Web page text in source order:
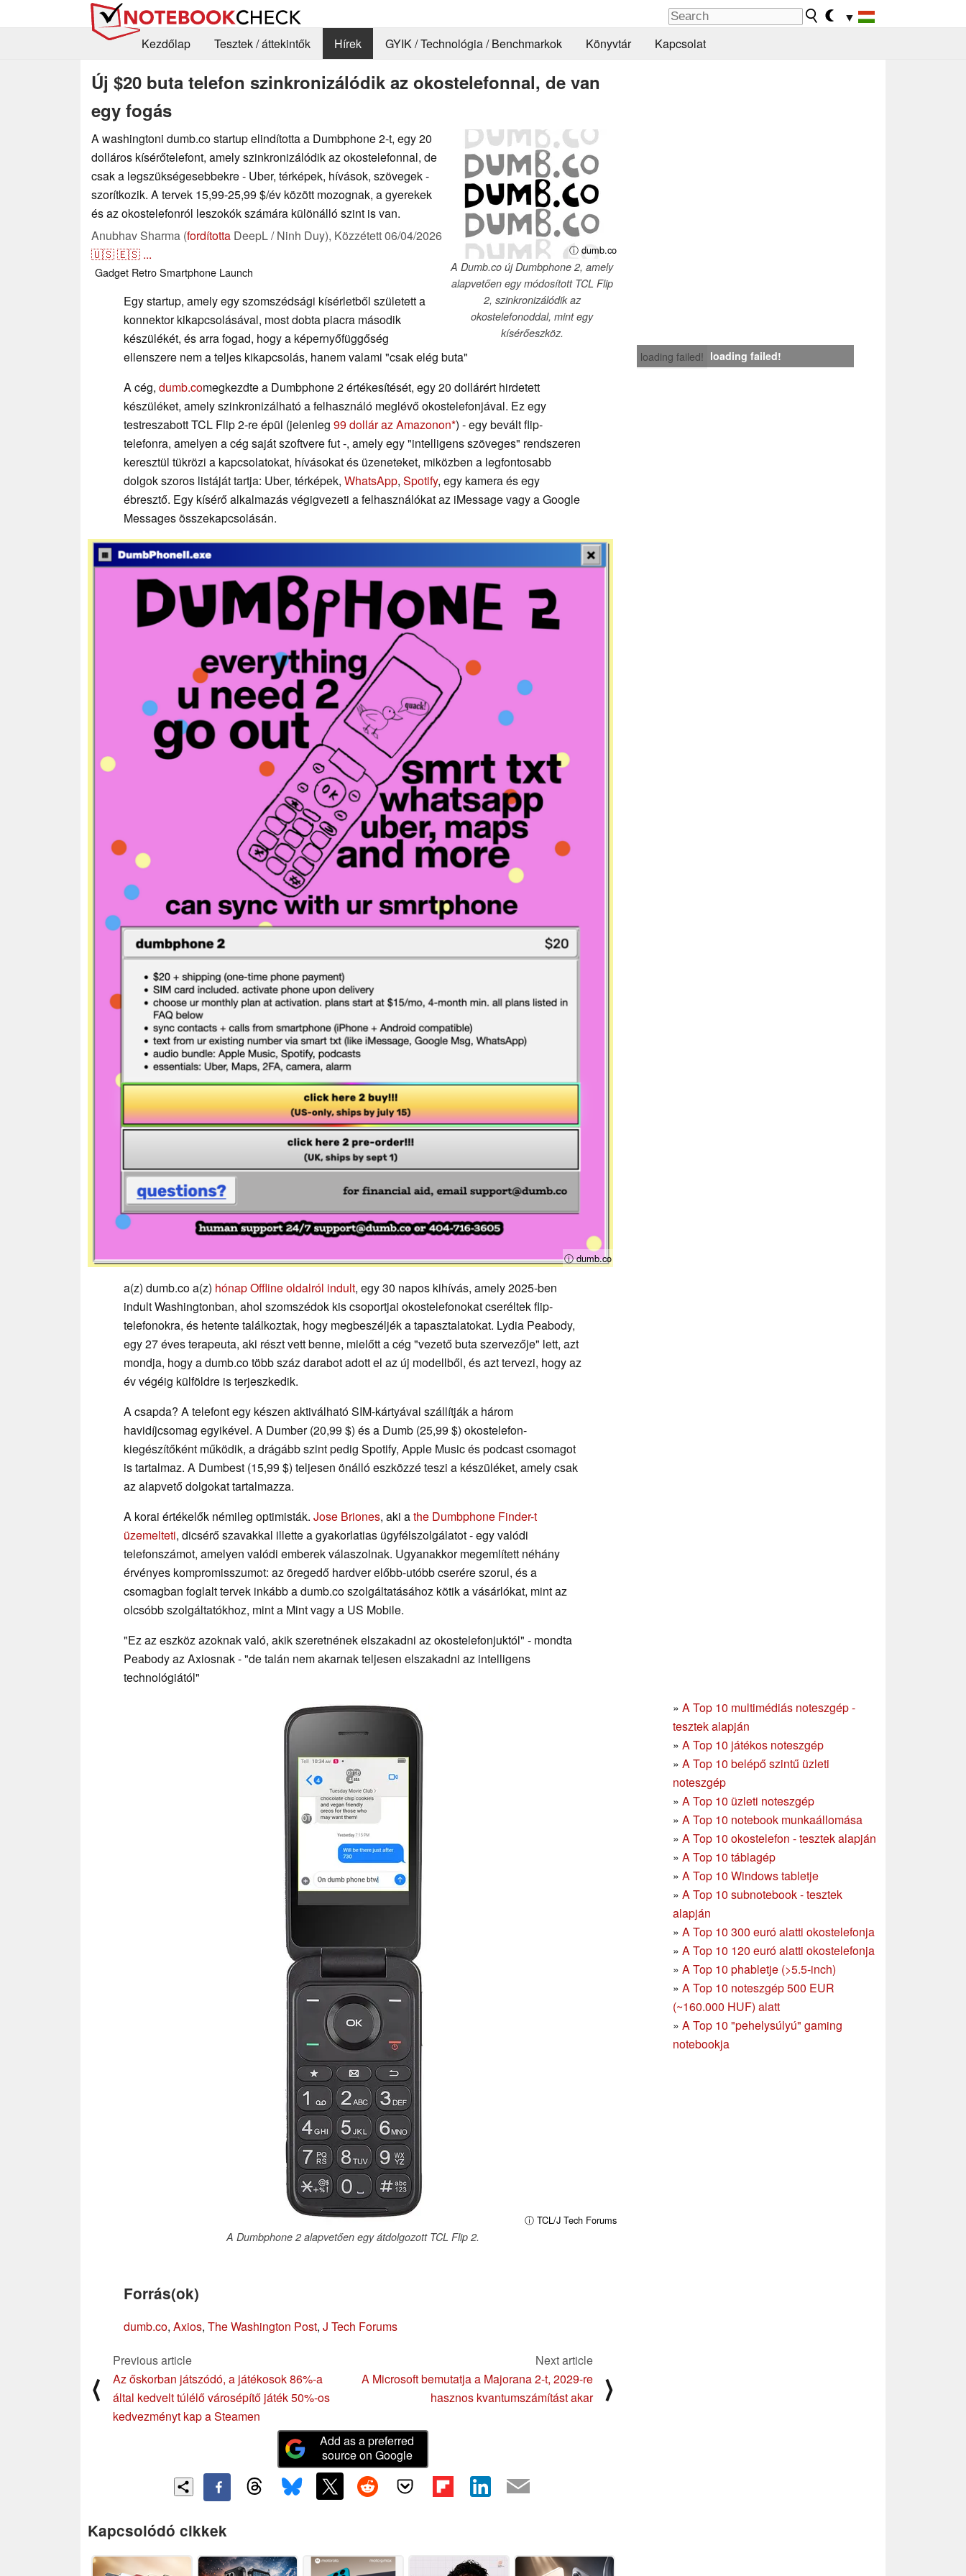
▼
Kezdőlap
Tesztek / áttekintők Hírek GYIK / Technológia / Benchmarkok Könyvtár Kapcsolat
Új $20 buta telefon szinkronizálódik az okostelefonnal, de van
egy fogás
ⓘ dumb.co
A Dumb.co új Dumbphone 2, amely
alapvetően egy módosított TCL Flip
2, szinkronizálódik az
okostelefonoddal, mint egy
kísérőeszköz.
A washingtoni dumb.co startup elindította a Dumbphone 2-t, egy 20
dolláros kísérőtelefont, amely szinkronizálódik az okostelefonnal, de
csak a legszükségesebbekre - Uber, térképek, hívások, szövegek -
szorítkozik. A tervek 15,99-25,99 $/év között mozognak, a gyerekek
és az okostelefonról leszokók számára különálló szint is van.
Anubhav Sharma (fordította DeepL / Ninh Duy), Közzétett06/04/2026
🇺🇸🇪🇸 ...
Gadget RetroSmartphone Launch
loading failed! loading failed!
Egy startup, amely egy szomszédsági kísérletből született a
konnektor kikapcsolásával, most dobta piacra második
készülékét, és arra fogad, hogy a képernyőfüggőség
ellenszere nem a teljes kikapcsolás, hanem valami "csak elég buta"
A cég, dumb.comegkezdte a Dumbphone 2 értékesítését, egy 20 dollárért hirdetett
készüléket, amely szinkronizálható a felhasználó meglévő okostelefonjával. Ez egy
testreszabott TCL Flip 2-re épül (jelenleg 99 dollár az Amazonon ) - egy bevált flip-
telefonra, amelyen a cég saját szoftvere fut -, amely egy "intelligens szöveges" rendszeren
keresztül tükrözi a kapcsolatokat, hívásokat és üzeneteket, miközben a legfontosabb
dolgok szoros listáját tartja: Uber, térképek, WhatsApp, Spotify, egy kamera és egy
ébresztő. Egy kísérő alkalmazás végigvezeti a felhasználókat az iMessage vagy a Google
Messages összekapcsolásán.
ⓘ dumb.co
a(z) dumb.co a(z) hónap Offline oldalról indult, egy 30 napos kihívás, amely 2025-ben
indult Washingtonban, ahol szomszédok kis csoportjai okostelefonokat cseréltek flip-
telefonokra, és hetente találkoztak, hogy megbeszéljék a tapasztalatokat. Lydia Peabody,
egy 27 éves terapeuta, aki részt vett benne, mielőtt a cég "vezető buta szervezője" lett, azt
mondja, hogy a dumb.co több száz darabot adott el az új modellből, és azt tervezi, hogy az
év végéig külföldre is terjeszkedik.
A csapda? A telefont egy készen aktiválható SIM-kártyával szállítják a három
havidíjcsomag egyikével. A Dumber (20,99 $) és a Dumb (25,99 $) okostelefon-
kiegészítőként működik, a drágább szint pedig Spotify, Apple Music és podcast csomagot
is tartalmaz. A Dumbest (15,99 $) teljesen önálló eszközzé teszi a készüléket, amely csak
az alapvető dolgokat tartalmazza.
A korai értékelők némileg optimisták. Jose Briones, aki athe Dumbphone Finder-t
üzemelteti, dicsérő szavakkal illette a gyakorlatias ügyfélszolgálatot - egy valódi
telefonszámot, amelyen valódi emberek válaszolnak. Ugyanakkor megemlített néhány
érvényes kompromisszumot: az öregedő hardver előbb-utóbb cserére szorul, és a
csomagban foglalt tervek inkább a dumb.co szolgáltatásához kötik a vásárlókat, mint az
olcsóbb szolgáltatókhoz, mint a Mint vagy a US Mobile.
"Ez az eszköz azoknak való, akik szeretnének elszakadni az okostelefonjuktól" - mondta
Peabody az Axiosnak - "de talán nem akarnak teljesen elszakadni az intelligens
technológiától"
» A Top 10 multimédiás noteszgép -
tesztek alapján
» A Top 10 játékos noteszgép
» A Top 10 belépő szintű üzleti
noteszgép
» A Top 10 üzleti noteszgép
» A Top 10 notebook munkaállomása
» A Top 10 okostelefon - tesztek alapján
» A Top 10 táblagép
» A Top 10 Windows tabletje
» A Top 10 subnotebook - tesztek
alapján
» A Top 10 300 euró alatti okostelefonja
» A Top 10 120 euró alatti okostelefonja
» A Top 10 phabletje (>5.5-inch)
» A Top 10 noteszgép 500 EUR
(~160.000 HUF) alatt
» A Top 10 "pehelysúlyú" gaming
notebookja
ⓘ TCL/J Tech Forums
A Dumbphone 2 alapvetően egy átdolgozott TCL Flip 2.
Forrás(ok)
dumb.co, Axios, The Washington Post, J Tech Forums
⟨
Previous article
Az őskorban játszódó, a játékosok 86%-a
által kedvelt túlélő városépítő játék 50%-os
kedvezményt kap a Steamen
Next article
A Microsoft bemutatja a Majorana 2-t, 2029-re
hasznos kvantumszámítást akar
⟩
Add as a preferred
source on Google
Kapcsolódó cikkek